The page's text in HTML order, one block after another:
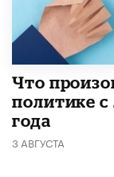
​Что
политике с
года
3 АВГУСТА